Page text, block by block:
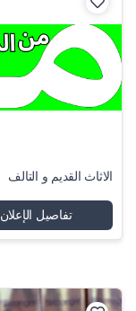
الاثاث القديم و التالف
تفاصيل الإعلان